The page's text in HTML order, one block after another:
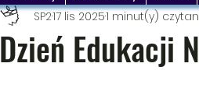
Dzień Edukacji
SP217 lis 20251 minut(y)